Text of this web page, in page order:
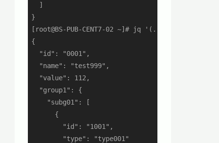
  ]
}
[root@BS-PUB-CENT7-02 ~]# jq '(.[] |
{
  "id": "0001",
  "name": "test999",
  "value": 112,
  "group1": {
    "subg01": [
      {
        "id": "1001",
        "type": "type001"